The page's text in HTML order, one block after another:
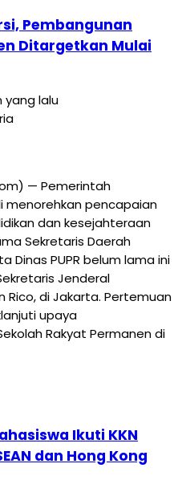
Pembangunan
Ditargetkan Mulai
yang lalu
— Pemerintah
menorehkan pencapaian
dan kesejahteraan
Sekretaris Daerah
Dinas PUPR belum lama ini
Jenderal
Rico, di Jakarta. Pertemuan
upaya
Rakyat Permanen di
Ikuti KKN
dan Hong Kong